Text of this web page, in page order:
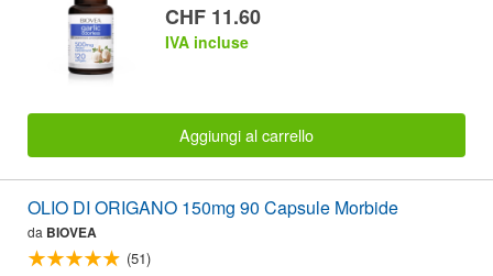
CHF 11.60
IVA incluse
Aggiungi al carrello
OLIO DI ORIGANO 150mg 90 Capsule Morbide
da BIOVEA
(51)